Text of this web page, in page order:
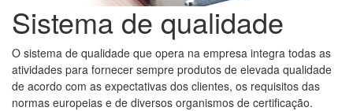
Sistema de qualidade
O sistema de qualidade que opera na empresa integra todas as
atividades para fornecer sempre produtos de elevada qualidade
de acordo com as expectativas dos clientes, os requisitos das
normas europeias e de diversos organismos de certificação.